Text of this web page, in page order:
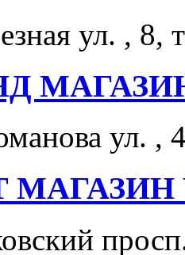
ул. , 8,
ул. ,
МАГАЗИН